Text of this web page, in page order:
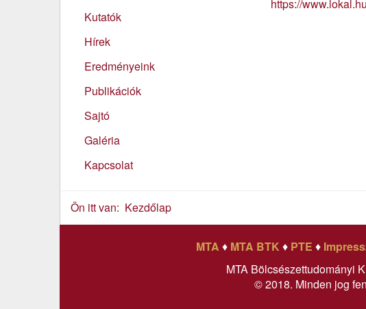
https://
Kutatók
Hírek
Eredményeink
Publikációk
Sajtó
Galéria
Kapcsolat
Ön itt van: Kezdőlap
MTA ♦ MTA BTK ♦ PTE ♦
MTA Bölcsészettudományi
© 2018. Minden jog